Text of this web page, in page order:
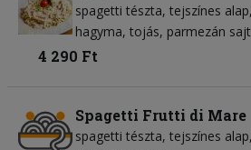
spagetti tészta tejszínes alap
hagyma tojás parmezán sajt
4 290 Ft
Spagetti Frutti di Mare
spagetti tészta tejszínes alap